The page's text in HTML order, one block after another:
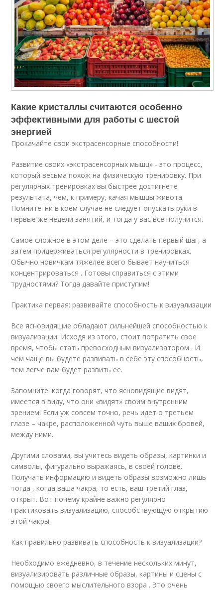
Какие кристаллы считаются особенно
эффективными для работы с шестой
энергией
Прокачайте свои экстрасенсорные способности!
Развитие своих «экстрасенсорных мышц» - это процесс,
который весьма похож на физическую тренировку. При
регулярных тренировках вы быстрее достигнете
результата, чем, к примеру, качая мышцы живота.
Помните: ни в коем случае не следует опускать руки в
первые же недели занятий, и тогда у вас все получится.
Самое сложное в этом деле – это сделать первый шаг, а
затем придерживаться регулярности в тренировках.
Обычно новичкам тяжелее всего бывает научиться
концентрироваться . Готовы справиться с этими
трудностями? Тогда давайте приступим!
Практика первая: развивайте способность к визуализации
Все ясновидящие обладают сильнейшей способностью к
визуализации. Исходя из этого, стоит потратить свое
время, чтобы стать превосходным визуализатором . И
чем чаще вы будете развивать в себе эту способность,
тем легче вам будет развить ее.
Запомните: когда говорят, что ясновидящие видят,
имеется в виду, что они «видят» своим внутренним
зрением! Если уж совсем точно, речь идет о третьем
глазе – чакре, расположенной чуть выше ваших бровей,
между ними.
Другими словами, вы учитесь видеть образы, картинки и
символы, фигурально выражаясь, в своей голове.
Получать информацию и видеть образы возможно лишь
тогда , когда ваша чакра, то есть, ваш третий глаз,
открыт. Вот почему крайне важно регулярно
практиковать визуализацию, способствующую открытию
этой чакры.
Как правильно развивать способность к визуализации?
Необходимо ежедневно, в течение нескольких минут,
визуализировать различные образы, картины и сцены c
помощью своего мыслительного взора . Это очень